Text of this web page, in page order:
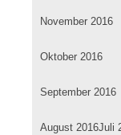
November 2016
Oktober 2016
September 2016
August 2016Juli